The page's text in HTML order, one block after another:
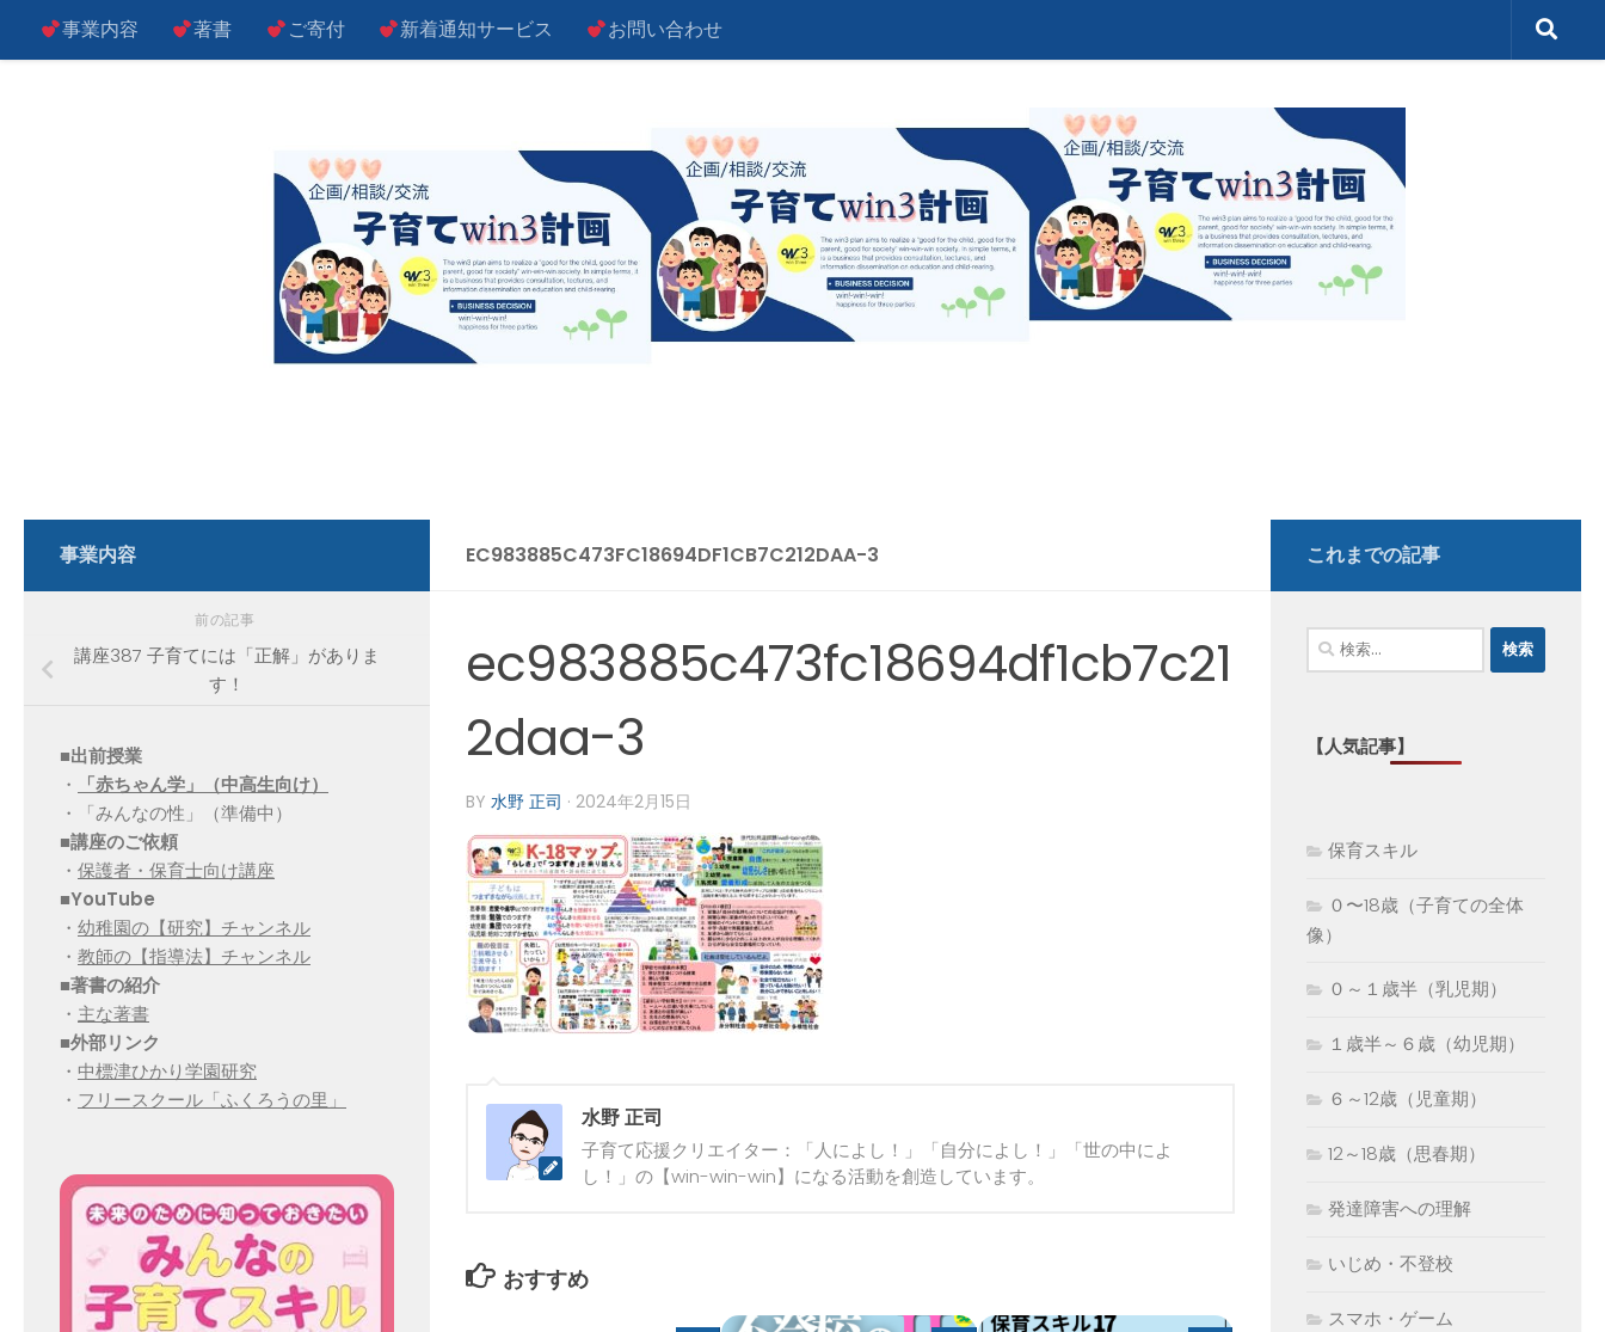
コンテンツへスキップ
事業内容 著書 ご寄付 新着通知サービス お問い合わせ
EC983885C473FC18694DF1CB7C212DAA-3
ec983885c473fc18694df1cb7c21
2daa-3
BY 水野 正司 · 2024年2月15日
水野 正司
子育て応援クリエイター：「人によし！」「自分によし！」「世の中によ
し！」の【win-win-win】になる活動を創造しています。
おすすめ
事業内容
前の記事
講座387 子育てには「正解」がありま
す！
■出前授業
・
「赤ちゃん学」（中高生向け）
・「みんなの性」（準備中）
■講座のご依頼
・ 保護者・保育士向け講座
■YouTube
・ 幼稚園の【研究】チャンネル
・ 教師の【指導法】チャンネル
■著書の紹介
・ 主な著書
■外部リンク
・ 中標津ひかり学園研究
・ フリースクール「ふくろうの里」
これまでの記事
検
索:
【人気記事】
保育スキル
０〜18歳（子育ての全体
像）
０～１歳半（乳児期）
１歳半～６歳（幼児期）
６～12歳（児童期）
12～18歳（思春期）
発達障害への理解
いじめ・不登校
スマホ・ゲーム